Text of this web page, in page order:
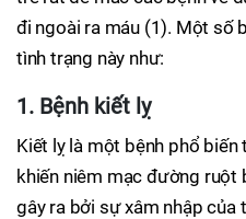
đi ngoài ra máu (1). Một số
tình trạng này như:
1. Bệnh kiết lỵ
Kiết lỵ là một bệnh phổ
khiến niêm mạc đường ruột
gây ra bởi sự xâm nhập của